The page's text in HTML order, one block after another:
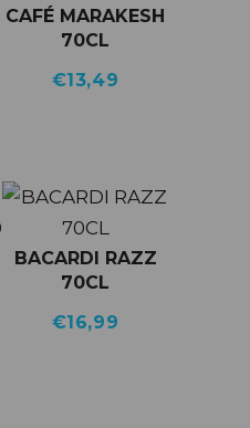
CAFÉ MARAKESH
70CL
€13,49
BACARDI RAZZ
70CL
€16,99